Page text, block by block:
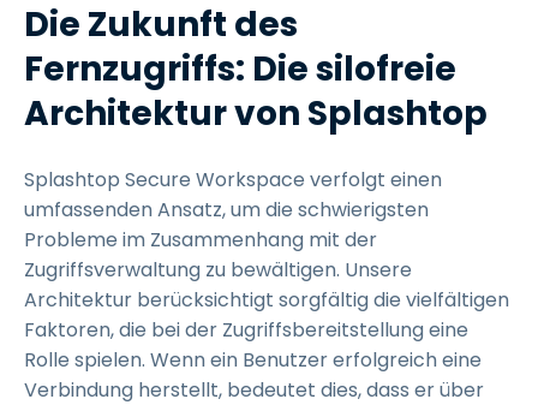
Die Zukunft des
Fernzugriffs: Die silofreie
Architektur von Splashtop
Splashtop Secure Workspace verfolgt einen
umfassenden Ansatz, um die schwierigsten
Probleme im Zusammenhang mit der
Zugriffsverwaltung zu bewältigen. Unsere
Architektur berücksichtigt sorgfältig die vielfältigen
Faktoren, die bei der Zugriffsbereitstellung eine
Rolle spielen. Wenn ein Benutzer erfolgreich eine
Verbindung herstellt, bedeutet dies, dass er über